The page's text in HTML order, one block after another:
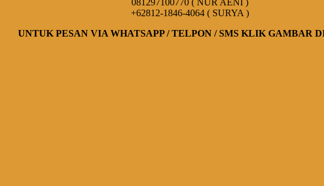
081297100770 ( NUR AENI )
+62812-1846-4064 ( SURYA )
UNTUK PESAN VIA WHATSAPP / TELPON / SMS KLIK GAMBAR